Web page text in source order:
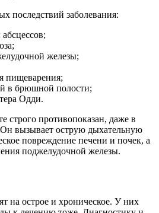
последствий заболевания:
железы;
пищеварения;
в брюшной полости;
Одди.
строго противопоказан, даже в
вызывает острую дыхательную
повреждение печени и почек, а
поджелудочной железы.
на острое и хроническое. У них